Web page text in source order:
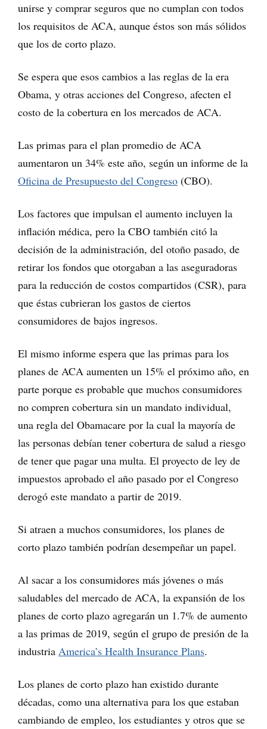
unirse y comprar seguros que no cumplan con todos
los requisitos de ACA, aunque éstos son más sólidos
que los de corto plazo.
Se espera que esos cambios a las reglas de la era
Obama, y otras acciones del Congreso, afecten el
costo de la cobertura en los mercados de ACA.
Las primas para el plan promedio de ACA
aumentaron un 34% este año, según un informe de la
Oficina de Presupuesto del Congreso (CBO).
Los factores que impulsan el aumento incluyen la
inflación médica, pero la CBO también citó la
decisión de la administración, del otoño pasado, de
retirar los fondos que otorgaban a las aseguradoras
para la reducción de costos compartidos (CSR), para
que éstas cubrieran los gastos de ciertos
consumidores de bajos ingresos.
El mismo informe espera que las primas para los
planes de ACA aumenten un 15% el próximo año, en
parte porque es probable que muchos consumidores
no compren cobertura sin un mandato individual,
una regla del Obamacare por la cual la mayoría de
las personas debían tener cobertura de salud a riesgo
de tener que pagar una multa. El proyecto de ley de
impuestos aprobado el año pasado por el Congreso
derogó este mandato a partir de 2019.
Si atraen a muchos consumidores, los planes de
corto plazo también podrían desempeñar un papel.
Al sacar a los consumidores más jóvenes o más
saludables del mercado de ACA, la expansión de los
planes de corto plazo agregarán un 1.7% de aumento
a las primas de 2019, según el grupo de presión de la
industria America’s Health Insurance Plans.
Los planes de corto plazo han existido durante
décadas, como una alternativa para los que estaban
cambiando de empleo, los estudiantes y otros que se